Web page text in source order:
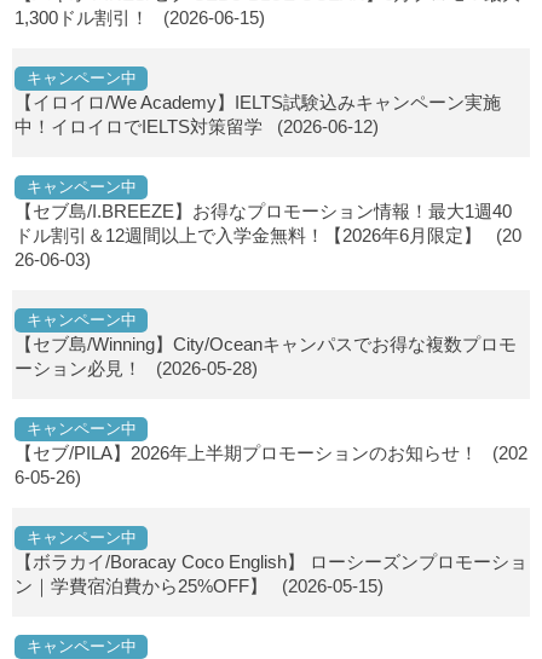
1,300ドル割引！
(2026-06-15)
キャンペーン中
【イロイロ/We Academy】IELTS試験込みキャンペーン実施
中！イロイロでIELTS対策留学 (2026-06-12)
キャンペーン中
【セブ島/I.BREEZE】お得なプロモーション情報！最大1週40
ドル割引＆12週間以上で入学金無料！【2026年6月限定】
(20
26-06-03)
キャンペーン中
【セブ島/Winning】City/Oceanキャンパスでお得な複数プロモ
ーション必見！
(2026-05-28)
キャンペーン中
【セブ/PILA】2026年上半期プロモーションのお知らせ！
(202
6-05-26)
キャンペーン中
【ボラカイ/Boracay Coco English】 ローシーズンプロモーショ
ン｜学費宿泊費から25%OFF】
(2026-05-15)
キャンペーン中